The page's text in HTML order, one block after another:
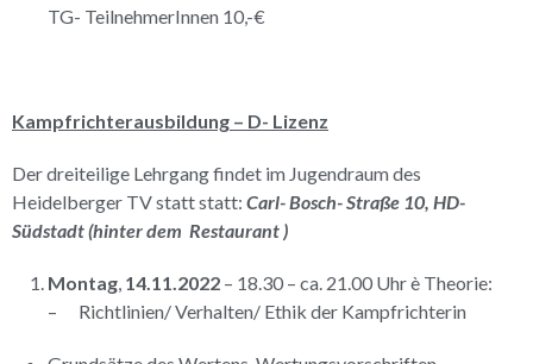
TG- TeilnehmerInnen 10,-€
Kampfrichterausbildung – D- Lizenz
Der dreiteilige Lehrgang findet im Jugendraum des
Heidelberger TV statt statt: Carl- Bosch- Straße 10, HD-
Südstadt (hinter dem Restaurant )
Montag, 14.11.2022 – 18.30 – ca. 21.00 Uhr è Theorie:
– Richtlinien/ Verhalten/ Ethik der Kampfrichterin